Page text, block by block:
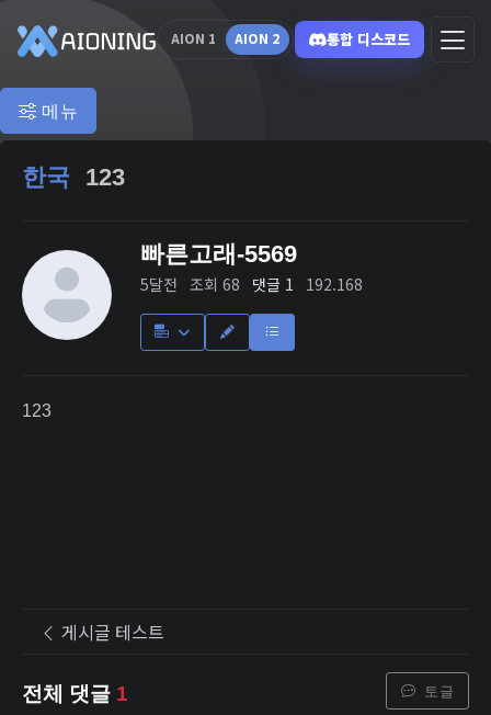
AION 1 AION 2 통합 디스코드
메뉴
한국 123
빠른고래-5569
5달전 조회 68 댓글 1 192.168
123
게시글 테스트
전체 댓글 1 토글